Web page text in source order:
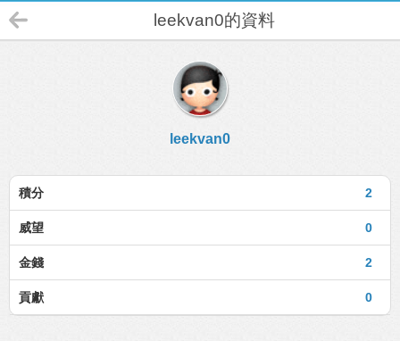
leekvan0的資料
leekvan0
2
積分
0
威望
2
金錢
0
貢獻